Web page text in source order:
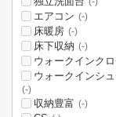
エアコン (-)
床暖房 (-)
床下収納 (-)
ウォークインク
ウォークインシ
(-)
収納豊富 (-)